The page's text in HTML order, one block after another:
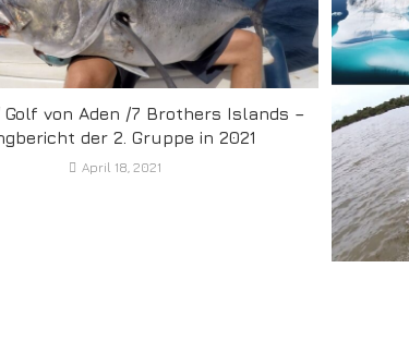
Golf von Aden /7 Brothers Islands –
der 2. Gruppe in 2021
April 18, 2021